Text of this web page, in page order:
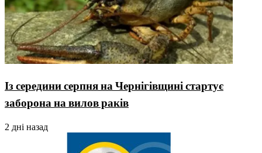
Із середини серпня на Чернігівщині стартує
заборона на вилов раків
2 дні назад